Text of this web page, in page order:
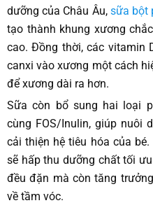
dưỡng của Châu Âu, sữa bột
tạo thành khung xương
cao. Đồng thời, các vitamin
canxi vào xương một cách
để xương dài ra hơn.
Sữa còn bổ sung hai loại
cùng FOS/Inulin, giúp nuôi
cải thiện hệ tiêu hóa của
sẽ hấp thu dưỡng chất tối
đều đặn mà còn tăng
về tầm vóc.